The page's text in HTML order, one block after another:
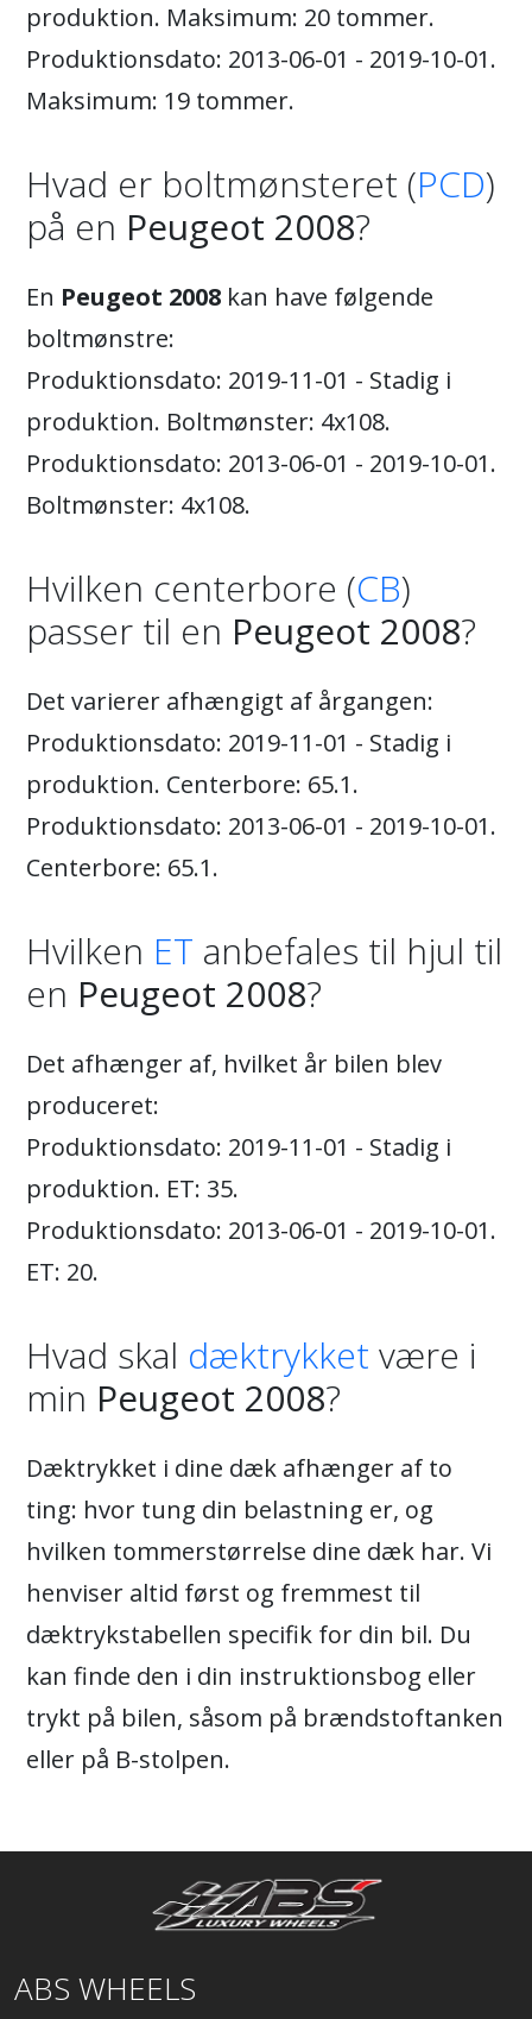
produktion. Maksimum: 20 tommer.
Produktionsdato: 2013-06-01 - 2019-10-01.
Maksimum: 19 tommer.
Hvad er boltmønsteret (PCD)
på en Peugeot 2008?
En Peugeot 2008 kan have følgende
boltmønstre:
Produktionsdato: 2019-11-01 - Stadig i
produktion. Boltmønster: 4x108.
Produktionsdato: 2013-06-01 - 2019-10-01.
Boltmønster: 4x108.
Hvilken centerbore (CB)
passer til en Peugeot 2008?
Det varierer afhængigt af årgangen:
Produktionsdato: 2019-11-01 - Stadig i
produktion. Centerbore: 65.1.
Produktionsdato: 2013-06-01 - 2019-10-01.
Centerbore: 65.1.
Hvilken ET anbefales til hjul til
en Peugeot 2008?
Det afhænger af, hvilket år bilen blev
produceret:
Produktionsdato: 2019-11-01 - Stadig i
produktion. ET: 35.
Produktionsdato: 2013-06-01 - 2019-10-01.
ET: 20.
Hvad skal dæktrykket være i
min Peugeot 2008?
Dæktrykket i dine dæk afhænger af to
ting: hvor tung din belastning er, og
hvilken tommerstørrelse dine dæk har. Vi
henviser altid først og fremmest til
dæktrykstabellen specifik for din bil. Du
kan finde den i din instruktionsbog eller
trykt på bilen, såsom på brændstoftanken
eller på B-stolpen.
ABS WHEELS